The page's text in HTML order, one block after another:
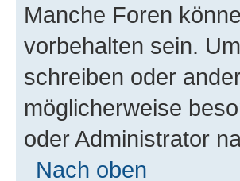
Manche Foren
vorbehalten sein.
schreiben oder
möglicherweise
oder Administrator
Nach oben